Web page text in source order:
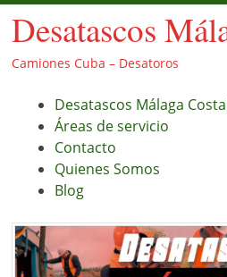
Desatascos
Camiones Cuba – Desatoros
Menú
Saltar
contenido.
Desatascos Málaga
Áreas de servicio
Contacto
Quienes Somos
Blog